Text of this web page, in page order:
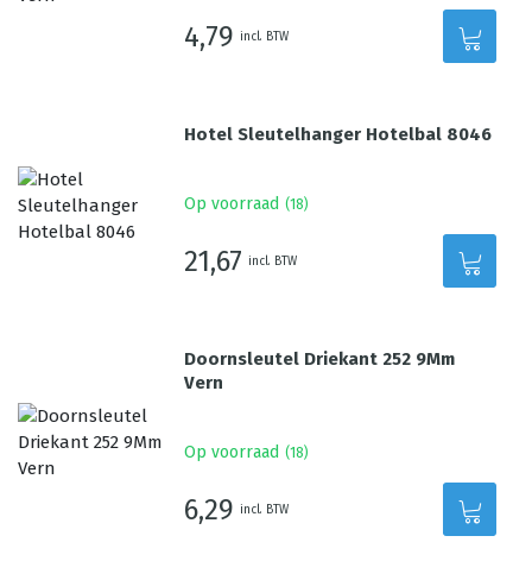
4,79 incl. BTW
Hotel Sleutelhanger Hotelbal 8046
Op voorraad (18)
21,67 incl. BTW
Doornsleutel Driekant 252 9Mm
Vern
Op voorraad (18)
6,29 incl. BTW